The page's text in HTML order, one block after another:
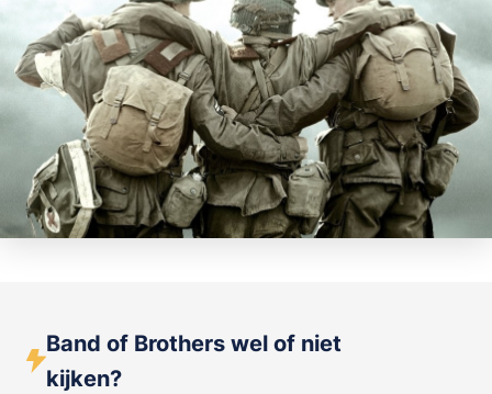
Band of Brothers wel of niet
kijken?